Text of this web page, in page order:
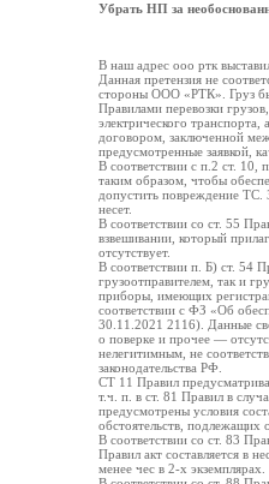
Убрать НП за
В наш адрес ооо ртк
Данная претензия не
стороны ООО «РТК». Груз
Правилами перевозки
электрического
договором, заключенной
предусмотренные заявкой,
В соответствии с п.2 ст. 10,
таким образом, чтобы
допустить повреждение ТС.
несет.
В соответствии со ст. 55
взвешивании, который
отсутствует.
В соответствии п. Б) ст. 54
грузоотправителем, так и
приборы, имеющих
соответствии с ФЗ «Об
30.11.2021 2116). Данные
о поверке и прочее —
нелегитимным, не
законодательства РФ.
СТ 11 Правил
т.ч. п. в ст. 81 Правил в
предусмотрены условия
обстоятельств,
В соответствии со ст. 83
Правил акт составляется в
менее чес в 2-х экземплярах.